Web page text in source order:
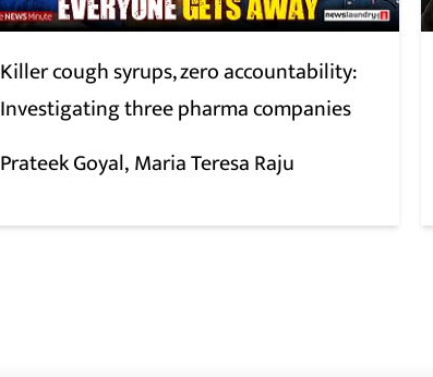
Killer cough syrups, zero accountability:
Investigating three pharma companies
Prateek Goyal Maria Teresa Raju